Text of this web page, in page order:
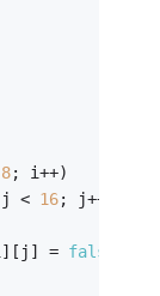
8; i++)
< 16; j++)
=
false